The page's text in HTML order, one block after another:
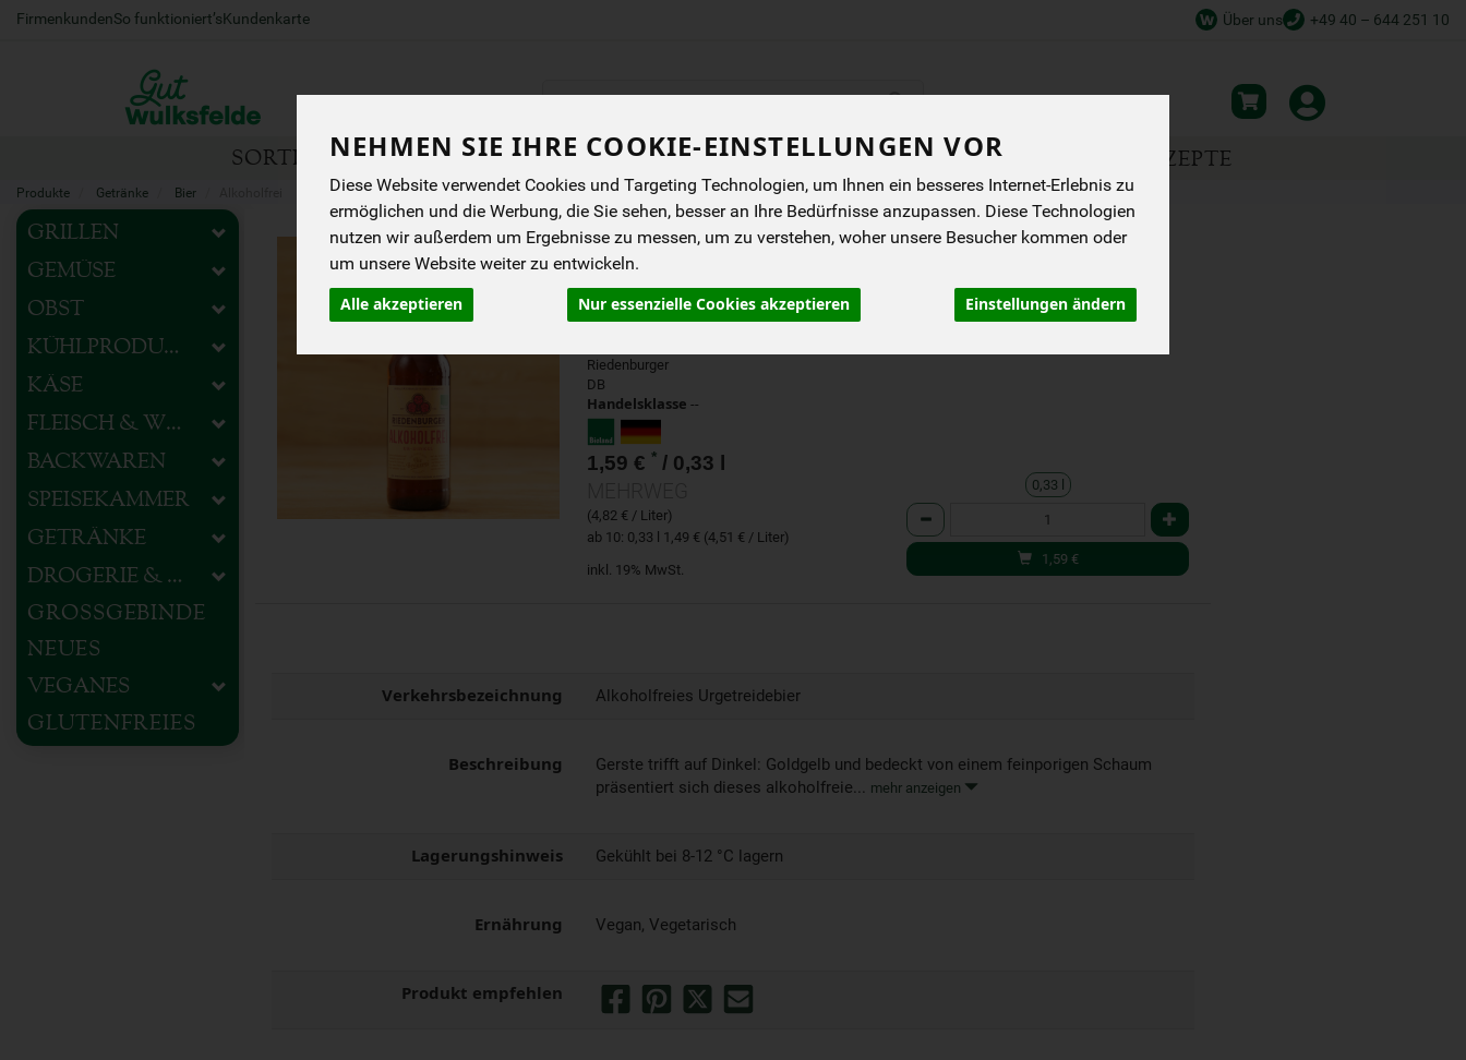
NEHMEN SIE IHRE COOKIE-EINSTELLUNGEN VOR
Diese Website verwendet Cookies und Targeting Technologien, um Ihnen ein besseres Internet-Erlebnis zu
ermöglichen und die Werbung, die Sie sehen, besser an Ihre Bedürfnisse anzupassen. Diese Technologien
nutzen wir außerdem um Ergebnisse zu messen, um zu verstehen, woher unsere Besucher kommen oder
um unsere Website weiter zu entwickeln.
Alle akzeptieren Nur essenzielle Cookies akzeptieren Einstellungen ändern
FirmenkundenSo funktioniert’sKundenkarte +49 40 – 644 251 10
Über uns
Produkt
SORTIMENT HOFEIGENES BIOKISTEN ANGEBOTE NEUES INSPIRATION REZEPTE
Produkte Getränke Bier
GRILLEN
GEMÜSE
OBST
KÜHLPRODUKTE
KÄSE
FLEISCH & WURST
BACKWAREN
SPEISEKAMMER
GETRÄNKE
DROGERIE & HAUSHALT
GROSSGEBINDE
NEUES
VEGANES
GLUTENFREIES
RIEDENBURGER DINKELBIER
(ALKOHOLFREI)
Harmonisch-mildes alkoholfreies
Riedenburger
DB
Handelsklasse --
1,59 € * / 0,33 l
(4,82 € / Liter)
ab 10: 0,33 l 1,49 € (4,51 € / Liter)
inkl. 19% MwSt.
0,33 l
Anzahl
1,59 €
Verkehrsbezeichnung Alkoholfreies Urgetreidebier
Beschreibung
Gerste trifft auf Dinkel: Goldgelb und bedeckt von einem feinporigen Schaum
präsentiert sich dieses alkoholfreie...
mehr anzeigen
Lagerungshinweis Gekühlt bei 8-12 °C lagern
Ernährung Vegan, Vegetarisch
Produkt empfehlen